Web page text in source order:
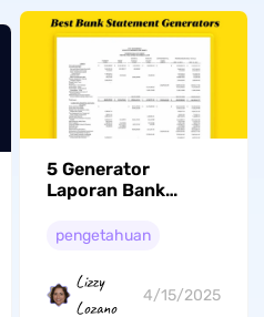
5 Generator
Laporan Bank
Anda Gunakan
pengetahuan
Lizzy
Lozano
4/15/2025